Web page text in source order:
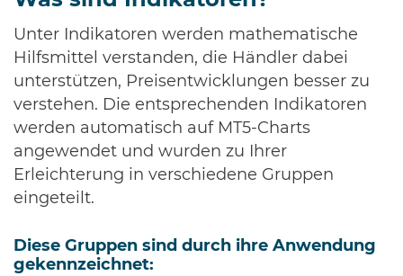
Unter Indikatoren werden mathematische
Hilfsmittel verstanden, die Händler dabei
unterstützen, Preisentwicklungen besser zu
verstehen. Die entsprechenden Indikatoren
werden automatisch auf MT5-Charts
angewendet und wurden zu Ihrer
Erleichterung in verschiedene Gruppen
eingeteilt.
Diese Gruppen sind durch ihre Anwendung
gekennzeichnet: